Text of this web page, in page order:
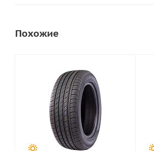
Похожие